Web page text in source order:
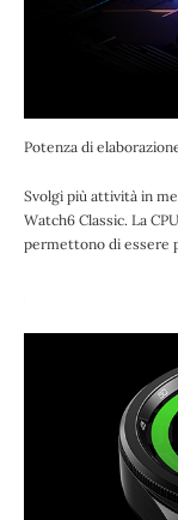
Potenza di
Svolgi più attività in
Watch6 Classic. La
permettono di essere